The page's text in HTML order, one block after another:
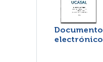
Documento
electrónico